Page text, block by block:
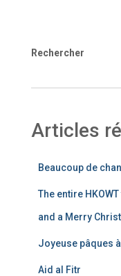
Rechercher
Articles
Beaucoup de
The entire
and a Merry
Joyeuse pâques
Aid al Fitr